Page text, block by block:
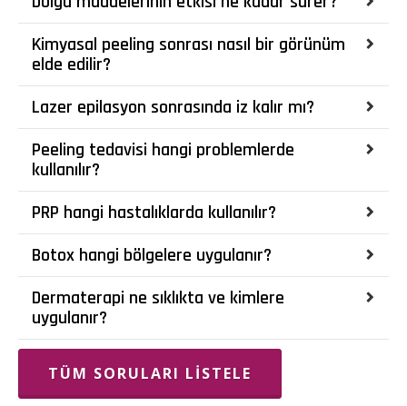
Kimyasal peeling sonrası nasıl bir görünüm
elde edilir?
Lazer epilasyon sonrasında iz kalır mı?
Peeling tedavisi hangi problemlerde
kullanılır?
PRP hangi hastalıklarda kullanılır?
Botox hangi bölgelere uygulanır?
Dermaterapi ne sıklıkta ve kimlere
uygulanır?
TÜM SORULARI LISTELE